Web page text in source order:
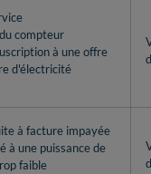
compteur
à une offre
d'électricité
à facture impayée
à une puissance de
faible